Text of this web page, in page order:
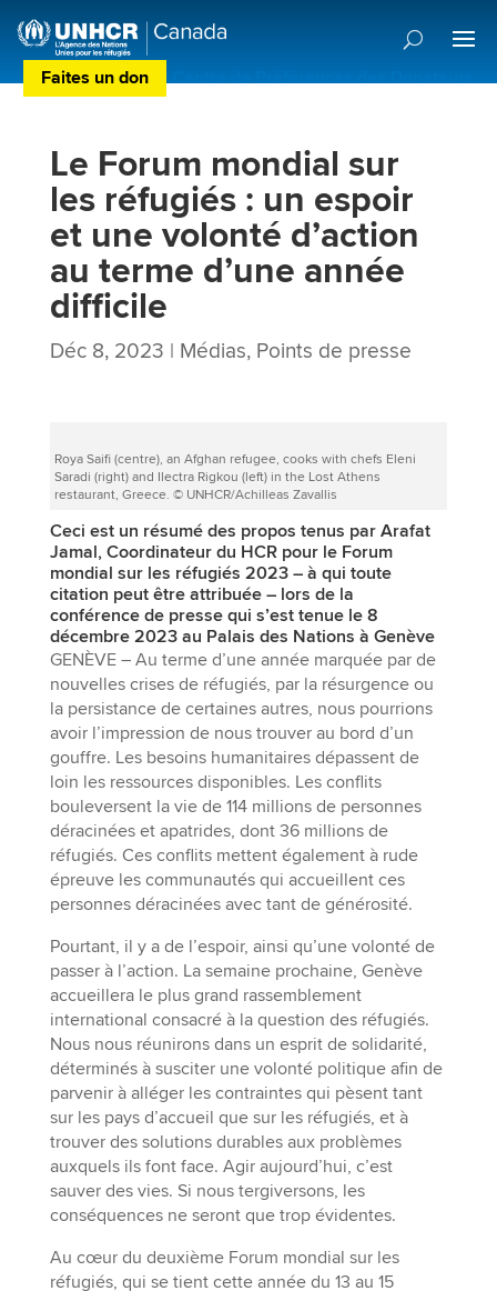
Faites un don Centre de Préférences des Donateurs
Le Forum mondial sur
les réfugiés : un espoir
et une volonté d’action
au terme d’une année
difficile
Déc 8, 2023 | Médias, Points de presse
Roya Saifi (centre), an Afghan refugee, cooks with chefs Eleni
Saradi (right) and Ilectra Rigkou (left) in the Lost Athens
restaurant, Greece. © UNHCR/Achilleas Zavallis
Ceci est un résumé des propos tenus par Arafat
Jamal, Coordinateur du HCR pour le Forum
mondial sur les réfugiés 2023 – à qui toute
citation peut être attribuée – lors de la
conférence de presse qui s’est tenue le 8
décembre 2023 au Palais des Nations à Genève
GENÈVE – Au terme d’une année marquée par de
nouvelles crises de réfugiés, par la résurgence ou
la persistance de certaines autres, nous pourrions
avoir l’impression de nous trouver au bord d’un
gouffre. Les besoins humanitaires dépassent de
loin les ressources disponibles. Les conflits
bouleversent la vie de 114 millions de personnes
déracinées et apatrides, dont 36 millions de
réfugiés. Ces conflits mettent également à rude
épreuve les communautés qui accueillent ces
personnes déracinées avec tant de générosité.
Pourtant, il y a de l’espoir, ainsi qu’une volonté de
passer à l’action. La semaine prochaine, Genève
accueillera le plus grand rassemblement
international consacré à la question des réfugiés.
Nous nous réunirons dans un esprit de solidarité,
déterminés à susciter une volonté politique afin de
parvenir à alléger les contraintes qui pèsent tant
sur les pays d’accueil que sur les réfugiés, et à
trouver des solutions durables aux problèmes
auxquels ils font face. Agir aujourd’hui, c’est
sauver des vies. Si nous tergiversons, les
conséquences ne seront que trop évidentes.
Au cœur du deuxième Forum mondial sur les
réfugiés, qui se tient cette année du 13 au 15